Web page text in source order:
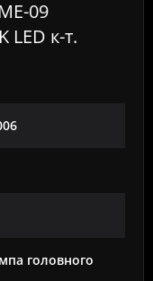
09
LED к-т.
головного